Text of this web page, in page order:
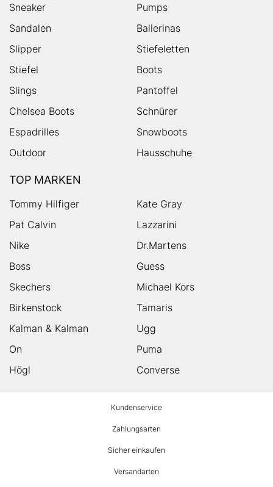
Sneaker
Pumps
Sandalen
Ballerinas
Slipper
Stiefeletten
Stiefel
Boots
Slings
Pantoffel
Chelsea Boots
Schnürer
Espadrilles
Snowboots
Outdoor
Hausschuhe
TOP MARKEN
Tommy Hilfiger
Kate Gray
Pat Calvin
Lazzarini
Nike
Dr.Martens
Boss
Guess
Skechers
Michael Kors
Birkenstock
Tamaris
Kalman & Kalman
Ugg
On
Puma
Högl
Converse
Kundenservice
Zahlungsarten
Sicher einkaufen
Versandarten